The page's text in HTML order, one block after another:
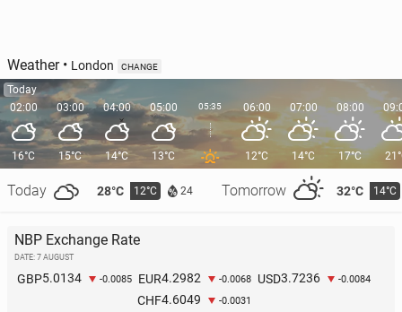
Weather• London CHANGE
Today
02:00
16°C
Today 28°C 12°C 24 Tomorrow 32°C 14°C
03:00
15°C
04:00
14°C
05:00
13°C
05:35 06:00
12°C
07:00
14°C
08:00
17°C
NBP Exchange Rate
DATE: 7 AUGUST
GBP5.0134 -0.0085 EUR4.2982 -0.0068 USD3.7236 -0.0084
CHF4.6049 -0.0031